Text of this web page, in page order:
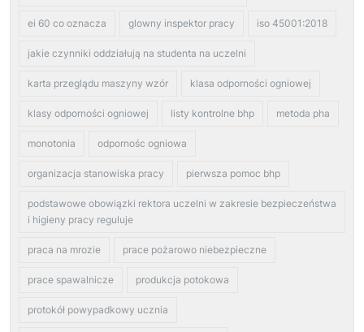
ei 60 co oznacza glowny inspektor pracy iso 45001:2018
jakie czynniki oddziałują na studenta na uczelni
karta przeglądu maszyny wzór klasa odporności ogniowej
klasy odporności ogniowej listy kontrolne bhp metoda pha
monotonia odpornośc ogniowa
organizacja stanowiska pracy pierwsza pomoc bhp
podstawowe obowiązki rektora uczelni w zakresie bezpieczeństwa
i higieny pracy reguluje
praca na mrozie prace pożarowo niebezpieczne
prace spawalnicze produkcja potokowa
protokół powypadkowy ucznia